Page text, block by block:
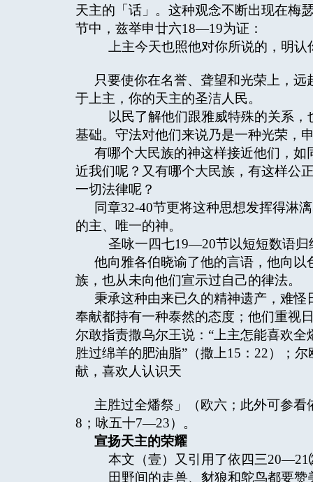
天主的「话」。这种观念不断出现在梅
节中，兹举申廿六18—19为证：
上主今天也照他对你所说的，明认
只要使你在名誉、聋望和光荣上，
于上主，你的天主的圣洁人民。
以民了解他们跟雅威特殊的关系，
基础。守法对他们来说乃是一种光荣，
有哪个大民族的神这样接近他们，
近我们呢？又有哪个大民族，有这样公
一切法律呢？
同章32-40节更将这种思想发挥得淋
的主、唯一的神。
圣咏一四七19—20节以短短数语归
他向雅各伯晓谕了他的言语，他向
族，也从未向他们宣示过自己的律法。
秉承这种由来已久的精神遗产，难
奉献都持有一种泰然的态度；他们重视
尔敢指责撒乌尔王说：“上主怎能喜欢
胜过绵羊的肥油脂”（撒上15：22）；
献，喜欢人认识天
主胜过全燔祭」（欧六；此外可参
8；咏五十7—23）。
宣扬天主的荣耀
本文（壹）又引用了依四三
田野间的走兽、豺狼和鸵鸟都要赞